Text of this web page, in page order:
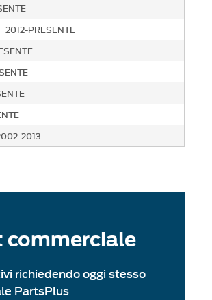
2012-PRESENTE
2013
commerciale
richiedendo oggi stesso
PartsPlus